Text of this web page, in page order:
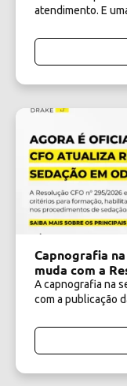
atendimento. E
Capnografia
muda com a
A capnografia na
com a publicação